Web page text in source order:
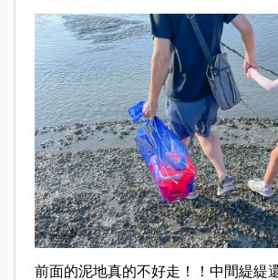
前面的泥地真的不好走！！中間緹緹